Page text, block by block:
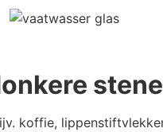
koffie,